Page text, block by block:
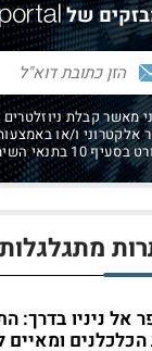
של
מאשר קבלת ניוזלטרים
אלקטרוני ו/או
10 בתנאי השימוש
מתגלגלות
אל ניניו בדרך:
ומאיים